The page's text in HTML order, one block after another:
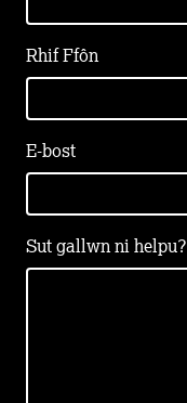
Rhif Ffôn
E-bost
Sut gallwn ni helpu?